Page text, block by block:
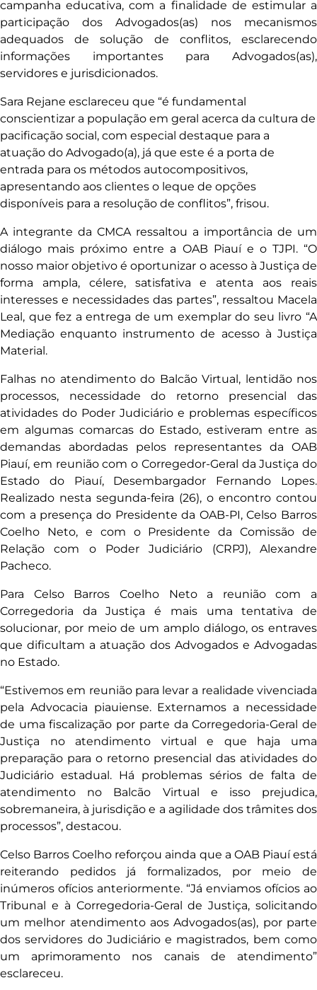
campanha educativa, com a finalidade de estimular a
participação dos Advogados(as) nos mecanismos
adequados de solução de conflitos, esclarecendo
informações importantes para Advogados(as),
servidores e jurisdicionados.
Sara Rejane esclareceu que “é fundamental
conscientizar a população em geral acerca da cultura de
pacificação social, com especial destaque para a
atuação do Advogado(a), já que este é a porta de
entrada para os métodos autocompositivos,
apresentando aos clientes o leque de opções
disponíveis para a resolução de conflitos”, frisou.
A integrante da CMCA ressaltou a importância de um
diálogo mais próximo entre a OAB Piauí e o TJPI. “O
nosso maior objetivo é oportunizar o acesso à Justiça de
forma ampla, célere, satisfativa e atenta aos reais
interesses e necessidades das partes”, ressaltou Macela
Leal, que fez a entrega de um exemplar do seu livro “A
Mediação enquanto instrumento de acesso à Justiça
Material.
Falhas no atendimento do Balcão Virtual, lentidão nos
processos, necessidade do retorno presencial das
atividades do Poder Judiciário e problemas específicos
em algumas comarcas do Estado, estiveram entre as
demandas abordadas pelos representantes da OAB
Piauí, em reunião com o Corregedor-Geral da Justiça do
Estado do Piauí, Desembargador Fernando Lopes.
Realizado nesta segunda-feira (26), o encontro contou
com a presença do Presidente da OAB-PI, Celso Barros
Coelho Neto, e com o Presidente da Comissão de
Relação com o Poder Judiciário (CRPJ), Alexandre
Pacheco.
Para Celso Barros Coelho Neto a reunião com a
Corregedoria da Justiça é mais uma tentativa de
solucionar, por meio de um amplo diálogo, os entraves
que dificultam a atuação dos Advogados e Advogadas
no Estado.
“Estivemos em reunião para levar a realidade vivenciada
pela Advocacia piauiense. Externamos a necessidade
de uma fiscalização por parte da Corregedoria-Geral de
Justiça no atendimento virtual e que haja uma
preparação para o retorno presencial das atividades do
Judiciário estadual. Há problemas sérios de falta de
atendimento no Balcão Virtual e isso prejudica,
sobremaneira, à jurisdição e a agilidade dos trâmites dos
processos”, destacou.
Celso Barros Coelho reforçou ainda que a OAB Piauí está
reiterando pedidos já formalizados, por meio de
inúmeros ofícios anteriormente. “Já enviamos ofícios ao
Tribunal e à Corregedoria-Geral de Justiça, solicitando
um melhor atendimento aos Advogados(as), por parte
dos servidores do Judiciário e magistrados, bem como
um aprimoramento nos canais de atendimento”
esclareceu.